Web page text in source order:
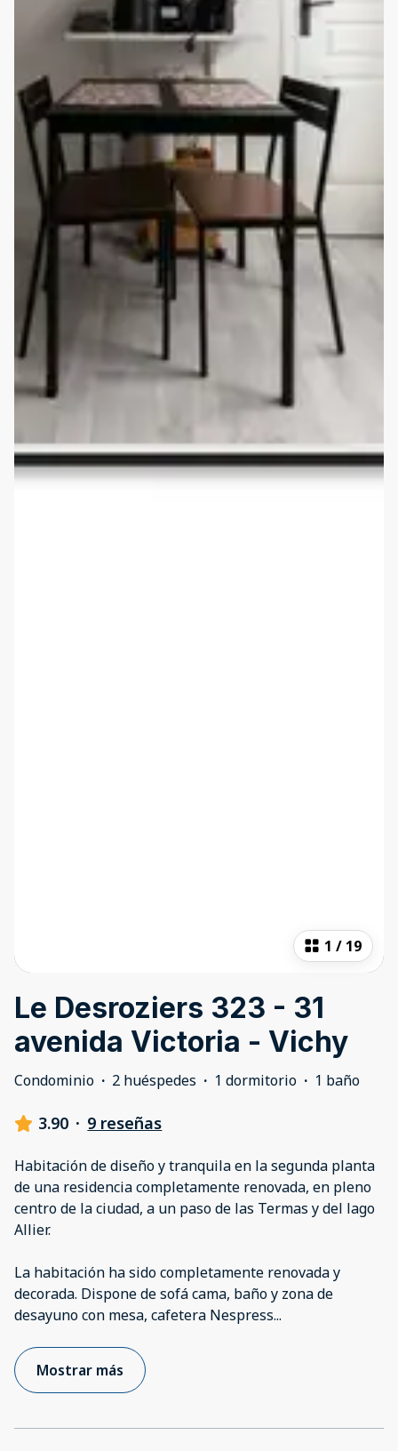
1 / 19
Le Desroziers 323 - 31
avenida Victoria - Vichy
Condominio · 2 huéspedes · 1 dormitorio · 1 baño
3.90 · 9 reseñas
Habitación de diseño y tranquila en la segunda planta
de una residencia completamente renovada, en pleno
centro de la ciudad, a un paso de las Termas y del lago
Allier.
La habitación ha sido completamente renovada y
decorada. Dispone de sofá cama, baño y zona de
desayuno con mesa, cafetera Nespress...
Mostrar más